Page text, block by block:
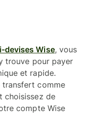
devises Wise, vous
trouve pour payer
et rapide.
comme
choisissez de
compte Wise